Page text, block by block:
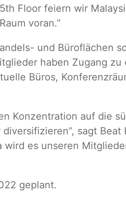
Floor feiern wir
voran.”
und Büroflächen
haben Zugang
Büros,
Konzentration auf die
sagt Beat
es unseren
geplant.